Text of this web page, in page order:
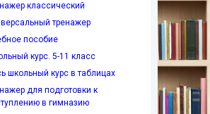
классический
тренажер
пособие
курс. 5-11 класс
школьный курс в таблицах
для подготовки к
в гимназию